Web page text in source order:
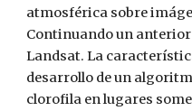
atmosférica sobre
Continuando un
Landsat. La
desarrollo de un
clorofila en lugares